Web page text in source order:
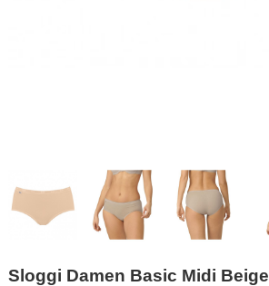
Sloggi Damen Basic Midi Beige